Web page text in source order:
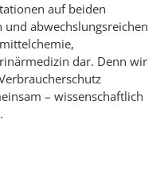
auf beiden
abwechslungsreichen
dar. Denn wir
– wissenschaftlich